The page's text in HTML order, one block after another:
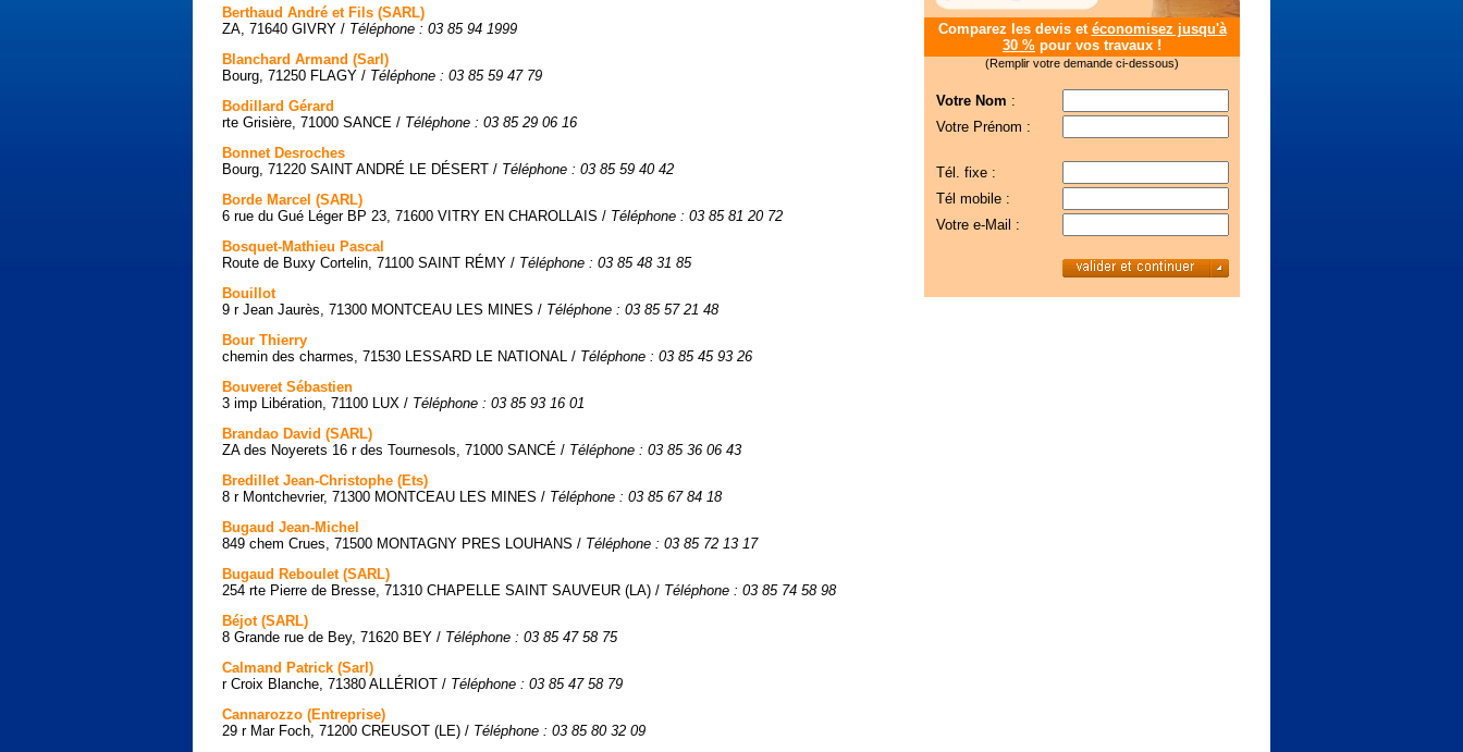
Berthaud André et Fils (SARL)
ZA, 71640 GIVRY / Téléphone : 03 85 94 1999
Blanchard Armand (Sarl)
Bourg, 71250 FLAGY / Téléphone : 03 85 59 47 79
Bodillard Gérard
rte Grisière, 71000 SANCE / Téléphone : 03 85 29 06 16
Bonnet Desroches
Bourg, 71220 SAINT ANDRÉ LE DÉSERT / Téléphone : 03 85 59 40 42
Borde Marcel (SARL)
6 rue du Gué Léger BP 23, 71600 VITRY EN CHAROLLAIS / Téléphone : 03 85 81 20 72
Bosquet-Mathieu Pascal
Route de Buxy Cortelin, 71100 SAINT RÉMY / Téléphone : 03 85 48 31 85
Bouillot
9 r Jean Jaurès, 71300 MONTCEAU LES MINES / Téléphone : 03 85 57 21 48
Bour Thierry
chemin des charmes, 71530 LESSARD LE NATIONAL / Téléphone : 03 85 45 93 26
Bouveret Sébastien
3 imp Libération, 71100 LUX / Téléphone : 03 85 93 16 01
Brandao David (SARL)
ZA des Noyerets 16 r des Tournesols, 71000 SANCÉ / Téléphone : 03 85 36 06 43
Bredillet Jean-Christophe (Ets)
8 r Montchevrier, 71300 MONTCEAU LES MINES / Téléphone : 03 85 67 84 18
Bugaud Jean-Michel
849 chem Crues, 71500 MONTAGNY PRES LOUHANS / Téléphone : 03 85 72 13 17
Bugaud Reboulet (SARL)
254 rte Pierre de Bresse, 71310 CHAPELLE SAINT SAUVEUR (LA) / Téléphone : 03 85 74 58 98
Béjot (SARL)
8 Grande rue de Bey, 71620 BEY / Téléphone : 03 85 47 58 75
Calmand Patrick (Sarl)
r Croix Blanche, 71380 ALLÉRIOT / Téléphone : 03 85 47 58 79
Cannarozzo (Entreprise)
29 r Mar Foch, 71200 CREUSOT (LE) / Téléphone : 03 85 80 32 09
Comparez les devis et économisez jusqu'à
30 % pour vos travaux !
(Remplir votre demande ci-dessous)
Votre Nom :
Votre Prénom :
Tél. fixe :
Tél mobile :
Votre e-Mail :